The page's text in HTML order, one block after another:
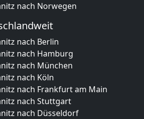
nach Norwegen
nach Berlin
nach Hamburg
nach München
nach Köln
nach Frankfurt am Main
nach Stuttgart
nach Düsseldorf